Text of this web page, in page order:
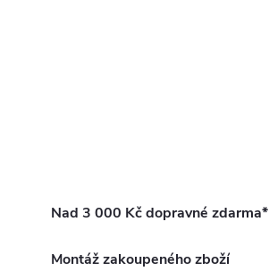
Nad 3 000 Kč dopravné zdarma*
Montáž zakoupeného zboží